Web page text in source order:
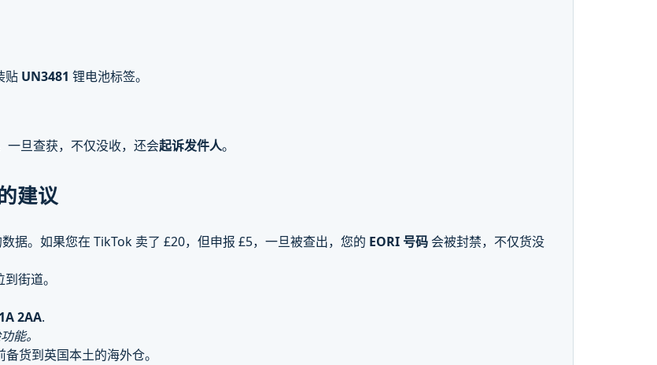
贴 UN3481 锂电池标签。
一旦查获，不仅没收，还会起诉发件人。
建议
据。如果您在 TikTok 卖了 £20，但申报 £5，一旦被查出，您的 EORI 号码 会被封禁，不仅货没
街道。
2AA.
能。
备货到英国本土的海外仓。